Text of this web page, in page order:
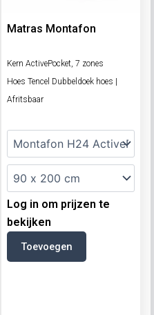
Matras Montafon
Kern ActivePocket, 7 zones
Hoes Tencel Dubbeldoek hoes |
Afritsbaar
Log in om prijzen te
bekijken
Toevoegen